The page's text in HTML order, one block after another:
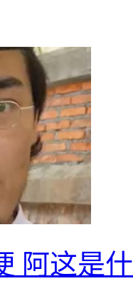
阿这是